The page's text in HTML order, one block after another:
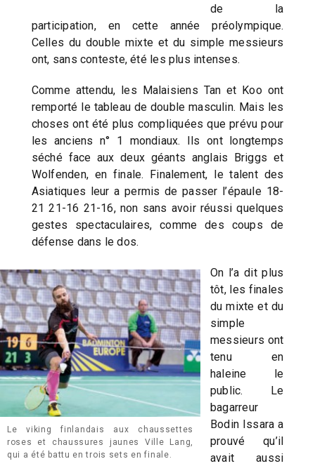
de la
participation, en cette année préolympique.
Celles du double mixte et du simple messieurs
ont, sans conteste, été les plus intenses.
Comme attendu, les Malaisiens Tan et Koo ont
remporté le tableau de double masculin. Mais les
choses ont été plus compliquées que prévu pour
les anciens n° 1 mondiaux. Ils ont longtemps
séché face aux deux géants anglais Briggs et
Wolfenden, en finale. Finalement, le talent des
Asiatiques leur a permis de passer l’épaule 18-
21 21-16 21-16, non sans avoir réussi quelques
gestes spectaculaires, comme des coups de
défense dans le dos.
Le viking finlandais aux chaussettes
roses et chaussures jaunes Ville Lang,
qui a été battu en trois sets en finale.
On l’a dit plus
tôt, les finales
du mixte et du
simple
messieurs ont
tenu en
haleine le
public. Le
bagarreur
Bodin Issara a
prouvé qu’il
avait aussi